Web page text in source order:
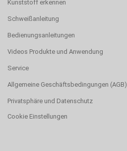
Kunststoff erkennen
Schweißanleitung
Bedienungsanleitungen
Videos Produkte und Anwendung
Service
Allgemeine Geschäftsbedingungen (AGB)
Privatsphäre und Datenschutz
Cookie Einstellungen